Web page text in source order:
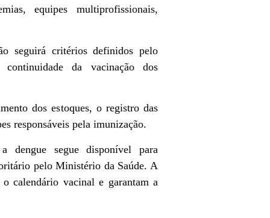
equipes multiprofissionais,
seguirá critérios definidos pelo
da vacinação dos
dos estoques, o registro das
responsáveis pela imunização.
dengue segue disponível para
pelo Ministério da Saúde. A
calendário vacinal e garantam a